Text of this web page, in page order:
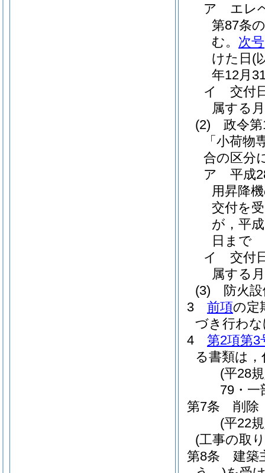
ア
エレ
第87条
む。 次号
けた日 (
年12月
イ
交付
属する
(2)
政令
「小荷物
合の区分
ア
平成
用昇降
交付を
が，平
日まで
イ
交付
属する
(3)
防火
3
前項の定
づき行わ
4
第2項第3
る書類は
(平28
79・一
第7条
削除
(平22
(工事の取
第8条
建築